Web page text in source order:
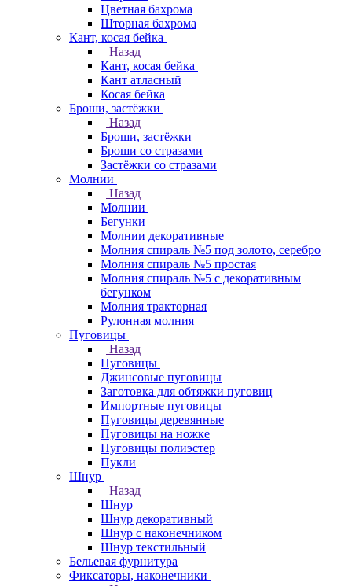
Цветная бахрома
Шторная бахрома
Кант, косая бейка
Назад
Кант, косая бейка
Кант атласный
Косая бейка
Броши, застёжки
Назад
Броши, застёжки
Броши со стразами
Застёжки со стразами
Молнии
Назад
Молнии
Бегунки
Молнии декоративные
Молния спираль №5 под золото, серебро
Молния спираль №5 простая
Молния спираль №5 с декоративным
бегунком
Молния тракторная
Рулонная молния
Пуговицы
Назад
Пуговицы
Джинсовые пуговицы
Заготовка для обтяжки пуговиц
Импортные пуговицы
Пуговицы деревянные
Пуговицы на ножке
Пуговицы полиэстер
Пукли
Шнур
Назад
Шнур
Шнур декоративный
Шнур с наконечником
Шнур текстильный
Бельевая фурнитура
Фиксаторы, наконечники